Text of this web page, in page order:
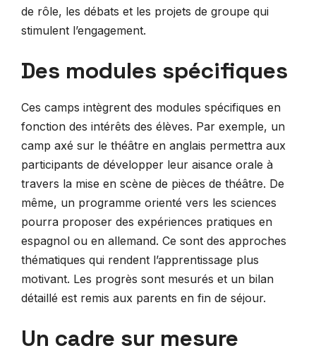
de rôle, les débats et les projets de groupe qui
stimulent l’engagement.
Des modules spécifiques
Ces camps intègrent des modules spécifiques en
fonction des intérêts des élèves. Par exemple, un
camp axé sur le théâtre en anglais permettra aux
participants de développer leur aisance orale à
travers la mise en scène de pièces de théâtre. De
même, un programme orienté vers les sciences
pourra proposer des expériences pratiques en
espagnol ou en allemand. Ce sont des approches
thématiques qui rendent l’apprentissage plus
motivant. Les progrès sont mesurés et un bilan
détaillé est remis aux parents en fin de séjour.
Un cadre sur mesure